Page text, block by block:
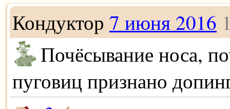
Кондуктор 7 июня 2016
Почёсывание носа,
пуговиц признано